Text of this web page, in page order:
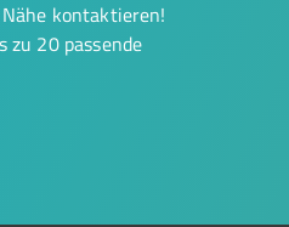
kontaktieren!
zu 20 passende